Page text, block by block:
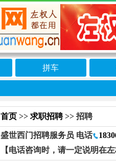
拼车
首页 >> 求职招聘>> 招聘
盛世西门招聘服务员 电话
【电话咨询时，请一定说明在